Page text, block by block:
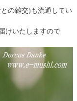
の雑交)も流通してい
けいたしますので